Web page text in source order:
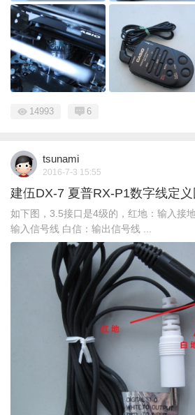
14993 6
tsunami
2016-7-3 15:55
建伍DX-7 夏普RX-P1数字线定义
如下图，3.5接口是4级的，红地：输入接
输入信号线 白信：输出信号线 ...